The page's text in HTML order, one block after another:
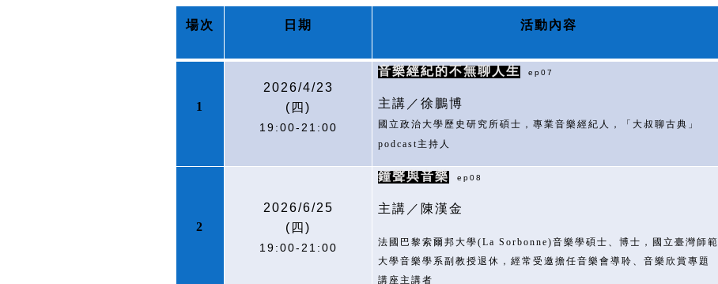
場次 日期 活動內容
1
2026/4/23
( 四)
19:00-21:00
音樂經紀的不無聊人生 ep07
主講／徐鵬博
國立政治大學歷史研究所碩士，專業音樂經紀人，「大叔聊古典」
podcast主持人
2
2026/6/25
( 四)
19:00-21:00
鐘聲與音樂 ep08
主講／陳漢金
法國巴黎索爾邦大學(La Sorbonne)音樂學碩士、博士，國立臺灣師範
大學音樂學系副教授退休，經常受邀擔任音樂會導聆、音樂欣賞專題
講座主講者